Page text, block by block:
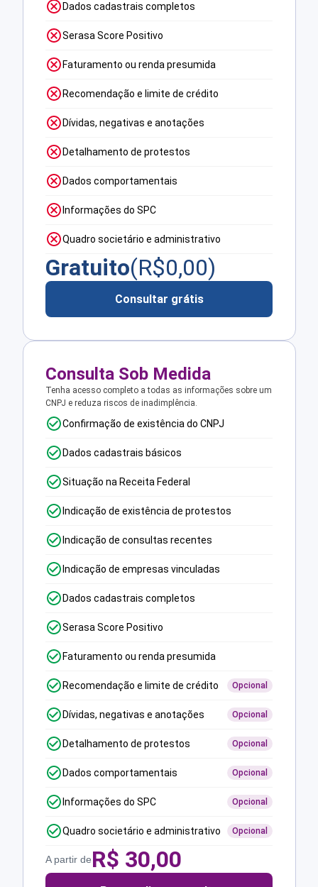
Dados cadastrais completos
Serasa Score Positivo
Faturamento ou renda presumida
Recomendação e limite de crédito
Dívidas, negativas e anotações
Detalhamento de protestos
Dados comportamentais
Informações do SPC
Quadro societário e administrativo
Gratuito(R$0,00)
Consultar grátis
Consulta Sob Medida
Tenha acesso completo a todas as informações sobre um
CNPJ e reduza riscos de inadimplência.
Confirmação de existência do CNPJ
Dados cadastrais básicos
Situação na Receita Federal
Indicação de existência de protestos
Indicação de consultas recentes
Indicação de empresas vinculadas
Dados cadastrais completos
Serasa Score Positivo
Faturamento ou renda presumida
Recomendação e limite de crédito Opcional
Dívidas, negativas e anotações Opcional
Detalhamento de protestos Opcional
Dados comportamentais Opcional
Informações do SPC Opcional
Quadro societário e administrativo Opcional
A partir deR$ 30,00